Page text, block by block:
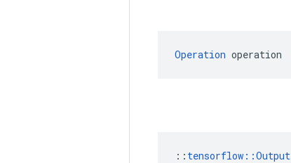
Operation operation
:: tensorflow::Output